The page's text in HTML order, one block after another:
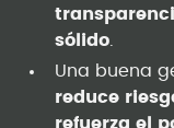
sólido
Una buena
reduce
refuerza el